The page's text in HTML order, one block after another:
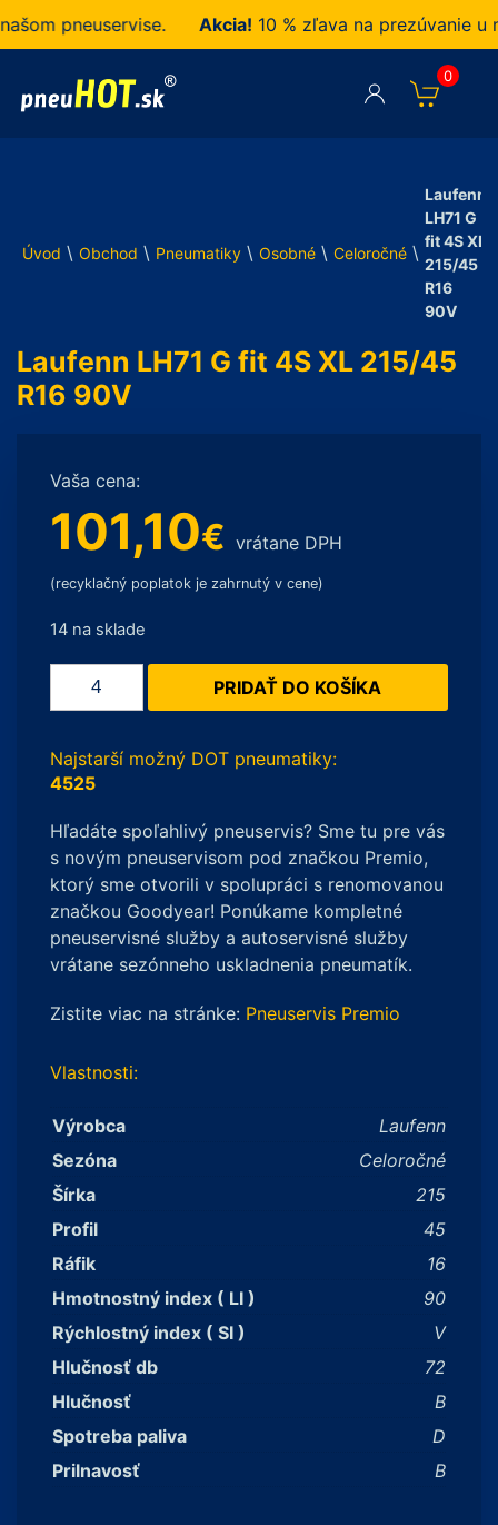
pneuservise. Akcia!10 % zľava na prezúvanie u
0
Úvod \ Obchod \ Pneumatiky \ Osobné \ Celoročné \
Laufenn
LH71 G
fit 4S XL
215/45
R16
90V
Laufenn LH71 G fit 4S XL 215/45
R16 90V
Vaša cena:
101,10€ vrátane DPH
(recyklačný poplatok je zahrnutý v cene)
14 na sklade
množstvo
G
fit
XL
215/45
R16
90V
PRIDAŤ DO KOŠÍKA
Najstarší možný DOT pneumatiky:
4525
Hľadáte spoľahlivý pneuservis? Sme tu pre vás
s novým pneuservisom pod značkou Premio,
ktorý sme otvorili v spolupráci s renomovanou
značkou Goodyear! Ponúkame kompletné
pneuservisné služby a autoservisné služby
vrátane sezónneho uskladnenia pneumatík.
Zistite viac na stránke: Pneuservis Premio
Vlastnosti:
Výrobca
Laufenn
Sezóna
Celoročné
Šírka
215
Profil
45
Ráfik
16
Hmotnostný index ( LI )
90
Rýchlostný index ( SI )
V
Hlučnosť db
72
Hlučnosť
B
Spotreba paliva
D
Prilnavosť
B